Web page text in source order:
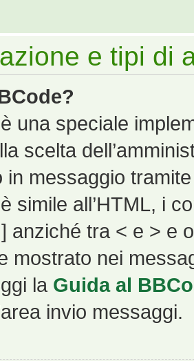
e tipi di
una speciale
scelta
in messaggio
simile all’HTML, i
anziché tra < e > e
mostrato nei
la Guida al
invio messaggi.